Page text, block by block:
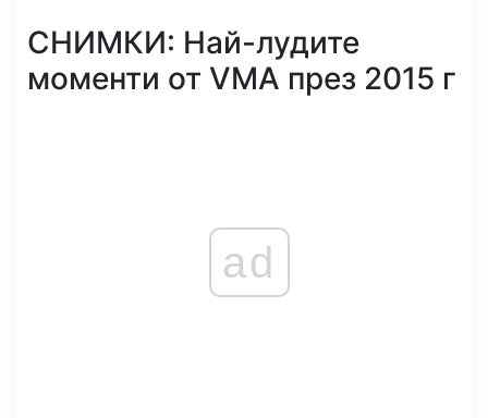
СНИМКИ: Най-лудите
моменти от VMA през 2015 г
ad